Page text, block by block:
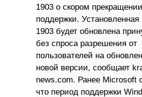
1903 о скором прекращении
поддержки. Установленная
1903 будет обновлена
без спроса разрешения от
пользователей на
новой версии, сообщает
news.com. Ранее Microsoft
что период поддержки